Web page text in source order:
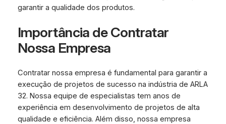
garantir a qualidade dos produtos.
Importância de Contratar
Nossa Empresa
Contratar nossa empresa é fundamental para garantir a
execução de projetos de sucesso na indústria de ARLA
32. Nossa equipe de especialistas tem anos de
experiência em desenvolvimento de projetos de alta
qualidade e eficiência. Além disso, nossa empresa